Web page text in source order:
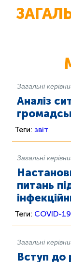
Загальні
Аналіз
Теги: звіт
Загальні
питань
Теги: COVID-19
Загальні
Вступ до